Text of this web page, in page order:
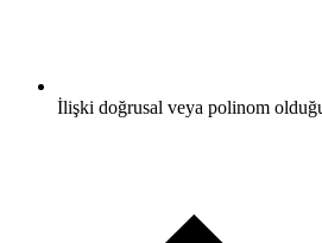
İlişki doğrusal veya polinom